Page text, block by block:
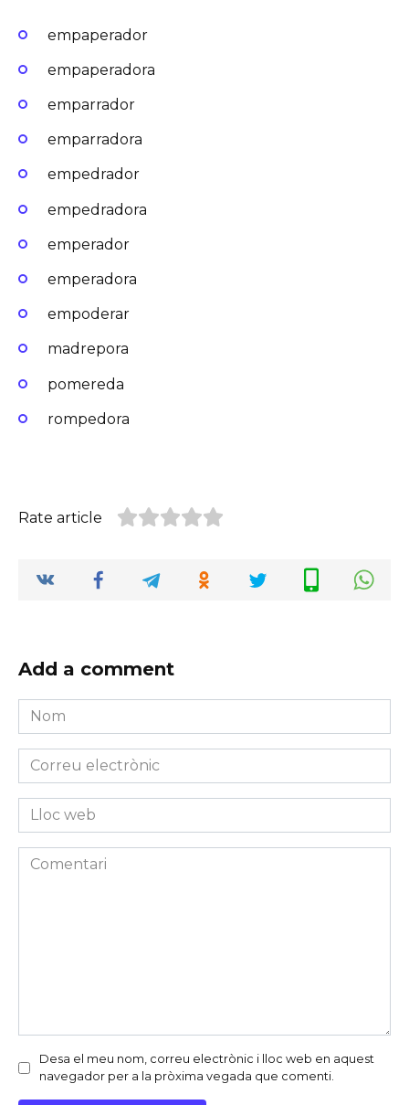
empaperador
empaperadora
emparrador
emparradora
empedrador
empedradora
emperador
emperadora
empoderar
madrepora
pomereda
rompedora
Rate article
Add a comment
Nom
*
Correu
electrònic
*Lloc
web
Comentari
Desa el meu nom, correu electrònic i lloc web en aquest
navegador per a la pròxima vegada que comenti.